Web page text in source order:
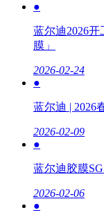
●
蓝尔迪2026
膜」
2026-02-24
●
蓝尔迪 | 2026
2026-02-09
●
蓝尔迪胶膜
2026-02-06
●